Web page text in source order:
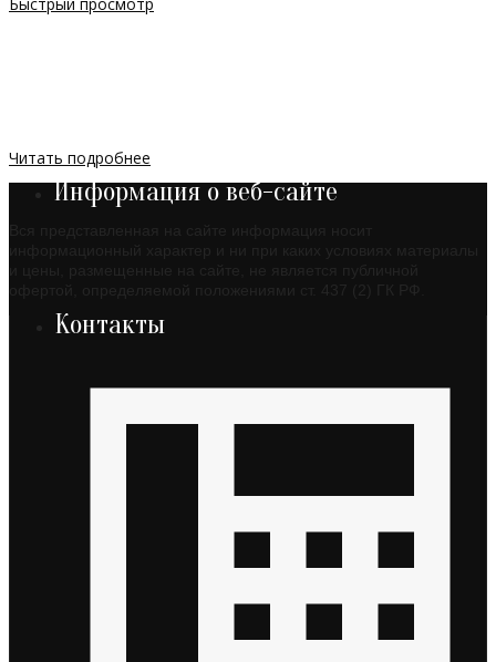
Быстрый просмотр
Читать подробнее
Информация о веб-сайте
Контакты